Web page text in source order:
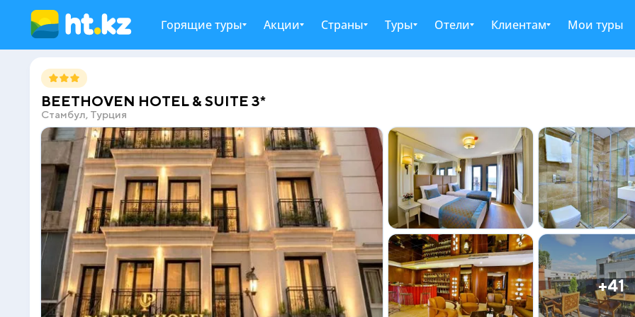
Горящие туры Акции Страны Туры Отели Клиентам Мои туры
BEETHOVEN HOTEL & SUITE 3*
Стамбул, Турция
+41